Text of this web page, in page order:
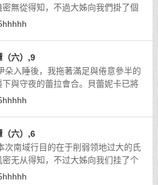
無從得知，不過大姊向我們掛了個
一人便足以平定兩大氏族。所以說
（六）,9
睡後，我拖著滿足與倦意參半的
與守夜的蕾拉會合。貝蕾妮卡已將
巢穴……全數毀滅，這邊短期內也
（六）,6
南域行目的在于削弱领地过大的氏
无从得知，不过大姊向我们挂了个
一人便足以平定两大氏族。所以说